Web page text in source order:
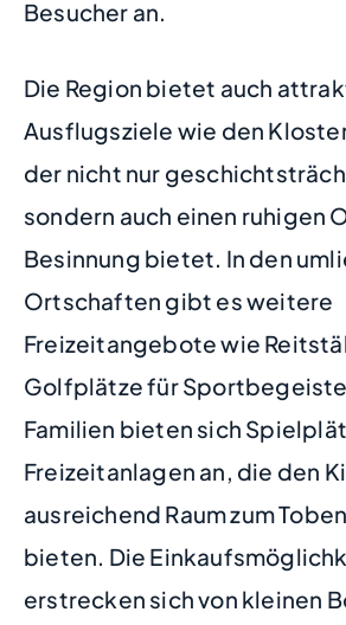
Besucher an.
Die Region bietet auch
Ausflugsziele wie den
der nicht nur
sondern auch einen ruhigen
Besinnung bietet. In den
Ortschaften gibt es weitere
Freizeitangebote wie
Golfplätze für
Familien bieten sich
Freizeitanlagen an, die den
ausreichend Raum zum
bieten. Die
erstrecken sich von kleinen